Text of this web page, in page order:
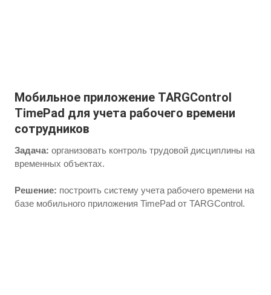
Мобильное приложение TARGControl
TimePad для учета рабочего времени
сотрудников
Задача: организовать контроль трудовой дисциплины на
временных объектах.
Решение: построить систему учета рабочего времени на
базе мобильного приложения TimePad от TARGControl.